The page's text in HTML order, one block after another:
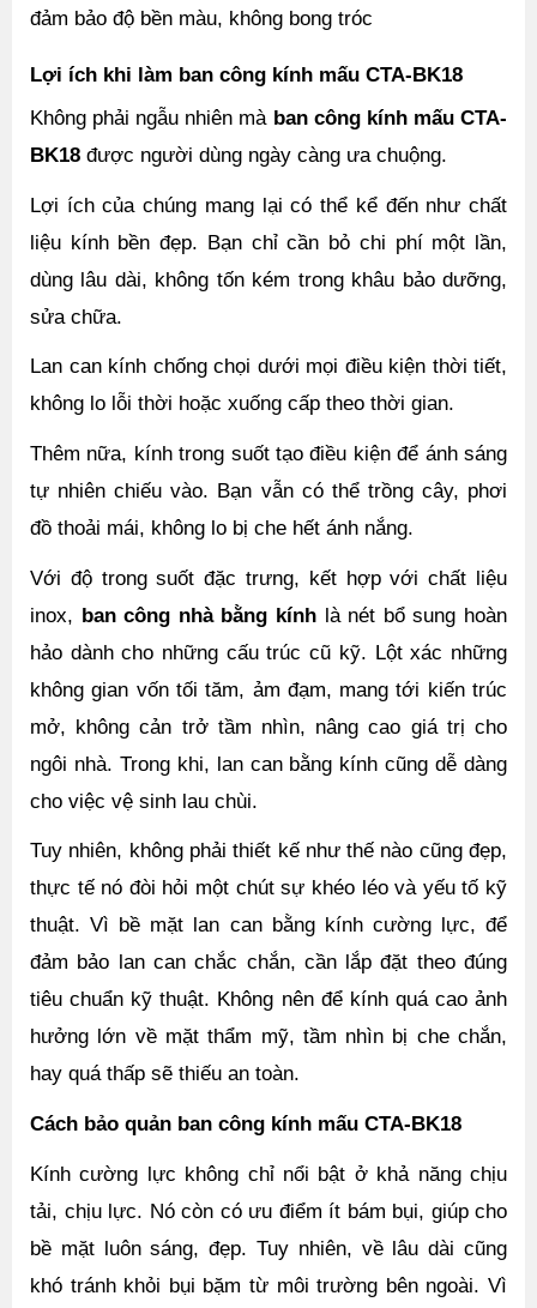
đảm bảo độ bền màu, không bong tróc
Lợi ích khi làm ban công kính mấu CTA-BK18
Không phải ngẫu nhiên mà ban công kính mấu CTA-
BK18 được người dùng ngày càng ưa chuộng.
Lợi ích của chúng mang lại có thể kể đến như chất
liệu kính bền đẹp. Bạn chỉ cần bỏ chi phí một lần,
dùng lâu dài, không tốn kém trong khâu bảo dưỡng,
sửa chữa.
Lan can kính chống chọi dưới mọi điều kiện thời tiết,
không lo lỗi thời hoặc xuống cấp theo thời gian.
Thêm nữa, kính trong suốt tạo điều kiện để ánh sáng
tự nhiên chiếu vào. Bạn vẫn có thể trồng cây, phơi
đồ thoải mái, không lo bị che hết ánh nắng.
Với độ trong suốt đặc trưng, kết hợp với chất liệu
inox, ban công nhà bằng kính là nét bổ sung hoàn
hảo dành cho những cấu trúc cũ kỹ. Lột xác những
không gian vốn tối tăm, ảm đạm, mang tới kiến trúc
mở, không cản trở tầm nhìn, nâng cao giá trị cho
ngôi nhà. Trong khi, lan can bằng kính cũng dễ dàng
cho việc vệ sinh lau chùi.
Tuy nhiên, không phải thiết kế như thế nào cũng đẹp,
thực tế nó đòi hỏi một chút sự khéo léo và yếu tố kỹ
thuật. Vì bề mặt lan can bằng kính cường lực, để
đảm bảo lan can chắc chắn, cần lắp đặt theo đúng
tiêu chuẩn kỹ thuật. Không nên để kính quá cao ảnh
hưởng lớn về mặt thẩm mỹ, tầm nhìn bị che chắn,
hay quá thấp sẽ thiếu an toàn.
Cách bảo quản ban công kính mấu CTA-BK18
Kính cường lực không chỉ nổi bật ở khả năng chịu
tải, chịu lực. Nó còn có ưu điểm ít bám bụi, giúp cho
bề mặt luôn sáng, đẹp. Tuy nhiên, về lâu dài cũng
khó tránh khỏi bụi bặm từ môi trường bên ngoài. Vì